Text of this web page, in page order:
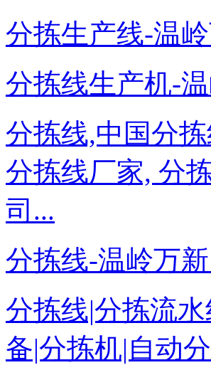
分拣生产线-温
分拣线生产机-
分拣线,中国分
分拣线厂家, 分
司...
分拣线-温岭万
分拣线|分拣流
备|分拣机|自动